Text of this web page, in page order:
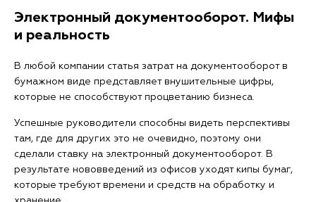
Электронный документооборот. Мифы
и реальность
В любой компании статья затрат на документооборот в
бумажном виде представляет внушительные цифры,
которые не способствуют процветанию бизнеса.
Успешные руководители способны видеть перспективы
там, где для других это не очевидно, поэтому они
сделали ставку на электронный документооборот. В
результате нововведений из офисов уходят кипы бумаг,
которые требуют времени и средств на обработку и